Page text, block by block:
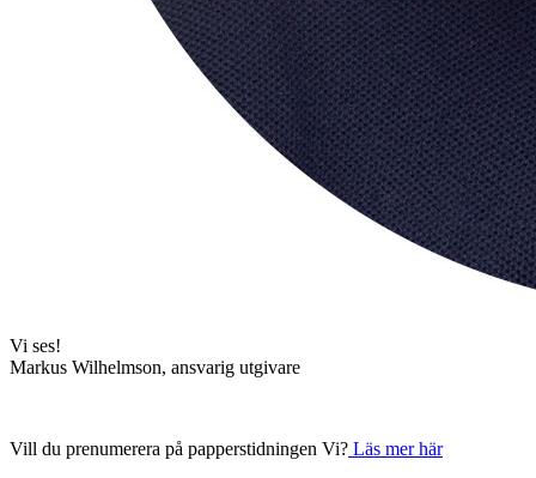
Vi ses!
Markus Wilhelmson, ansvarig utgivare
Vill du prenumerera på papperstidningen Vi? Läs mer här